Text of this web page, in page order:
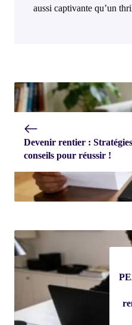
aussi captivante qu’un
Devenir rentier :
conseils pour réussir !